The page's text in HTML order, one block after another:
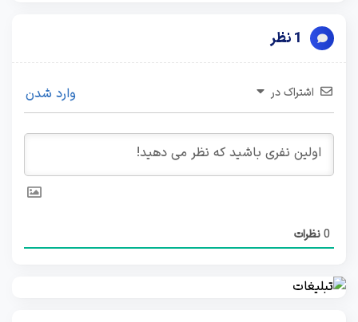
اشتراک در وارد شدن
0نظرات